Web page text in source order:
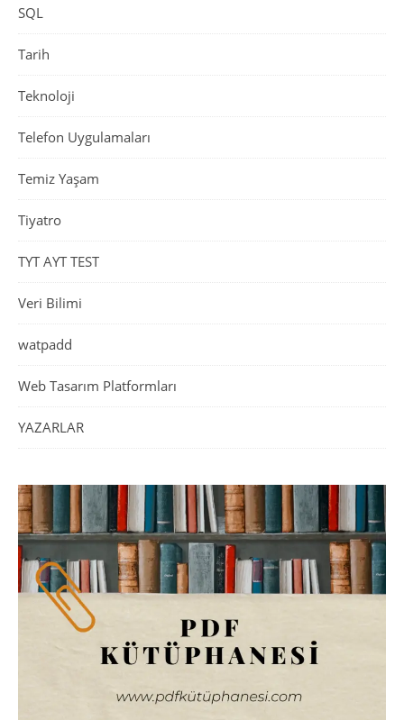
SQL
Tarih
Teknoloji
Telefon Uygulamaları
Temiz Yaşam
Tiyatro
TYT AYT TEST
Veri Bilimi
watpadd
Web Tasarım Platformları
YAZARLAR